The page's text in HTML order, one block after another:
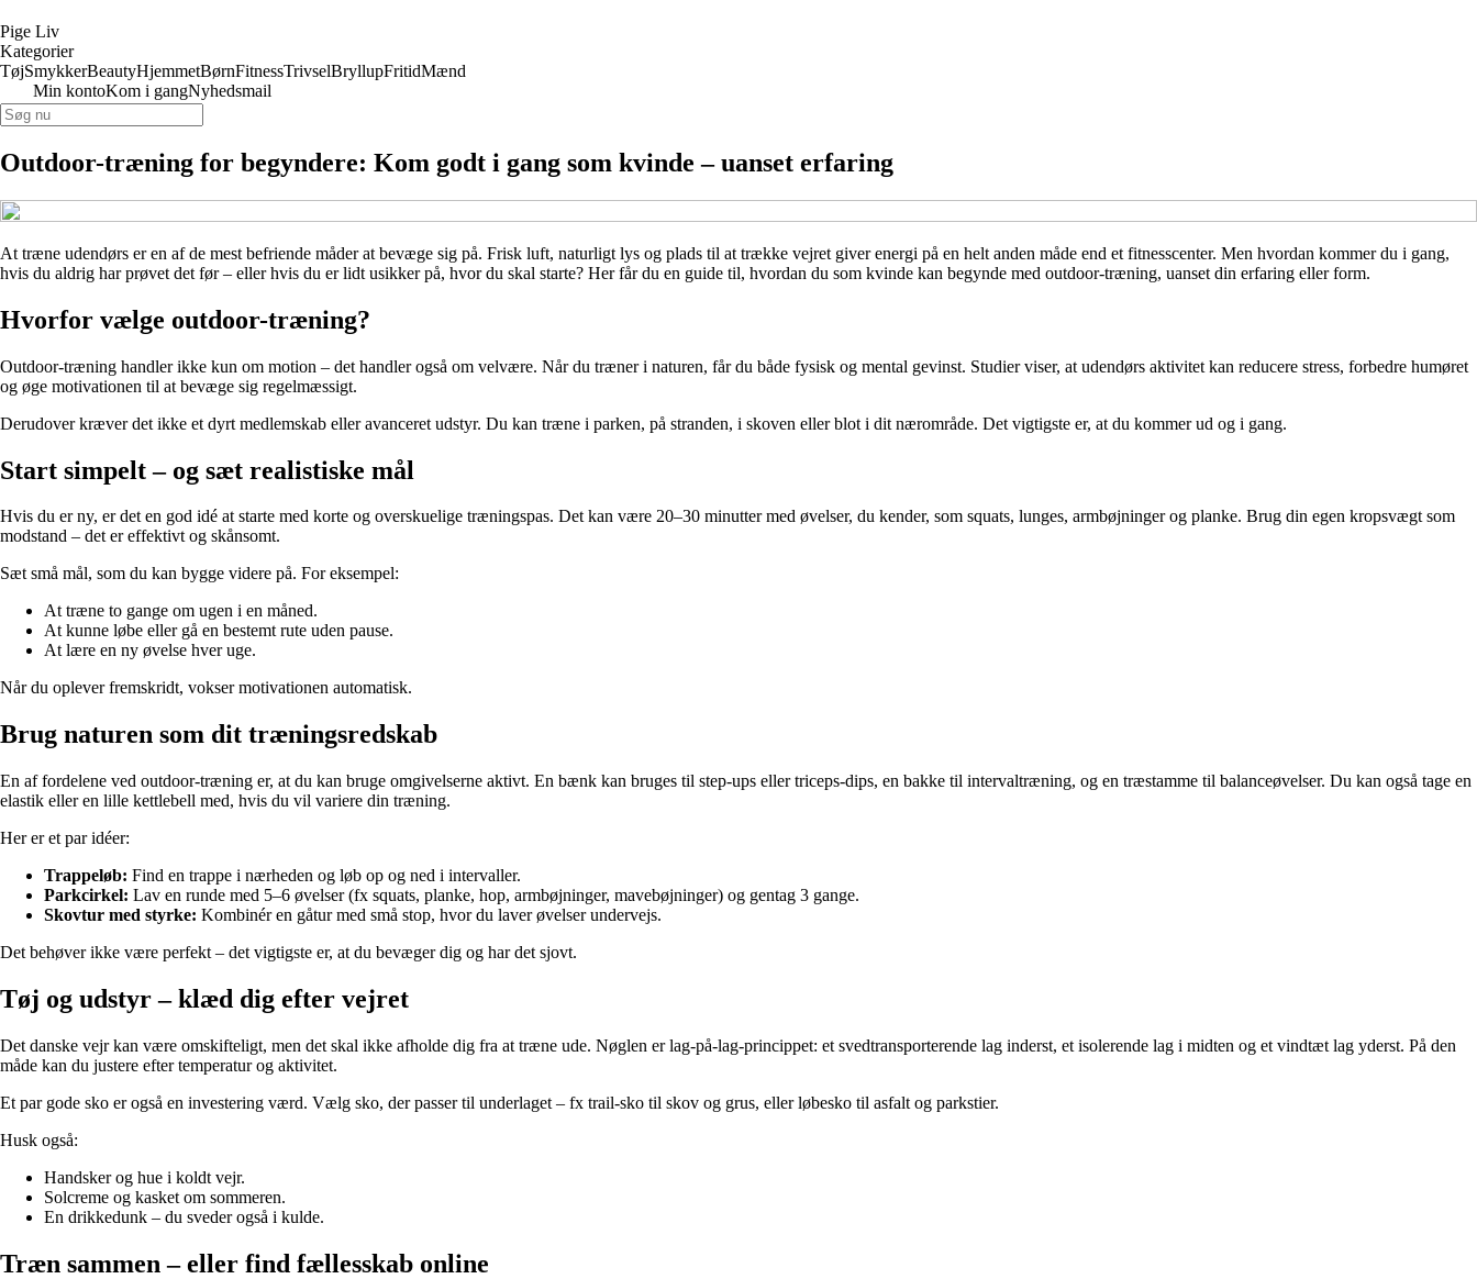
Pige Liv
Kategorier
TøjSmykkerBeautyHjemmetBørnFitnessTrivselBryllupFritidMænd
Min kontoKom i gangNyhedsmail
Outdoor-træning for begyndere: Kom godt i gang som kvinde – uanset erfaring
At træne udendørs er en af de mest befriende måder at bevæge sig på. Frisk luft, naturligt lys og plads til at trække vejret giver energi på en helt anden måde end et fitnesscenter. Men hvordan kommer du i gang,
hvis du aldrig har prøvet det før – eller hvis du er lidt usikker på, hvor du skal starte? Her får du en guide til, hvordan du som kvinde kan begynde med outdoor-træning, uanset din erfaring eller form.
Hvorfor vælge outdoor-træning?
Outdoor-træning handler ikke kun om motion – det handler også om velvære. Når du træner i naturen, får du både fysisk og mental gevinst. Studier viser, at udendørs aktivitet kan reducere stress, forbedre humøret
og øge motivationen til at bevæge sig regelmæssigt.
Derudover kræver det ikke et dyrt medlemskab eller avanceret udstyr. Du kan træne i parken, på stranden, i skoven eller blot i dit nærområde. Det vigtigste er, at du kommer ud og i gang.
Start simpelt – og sæt realistiske mål
Hvis du er ny, er det en god idé at starte med korte og overskuelige træningspas. Det kan være 20–30 minutter med øvelser, du kender, som squats, lunges, armbøjninger og planke. Brug din egen kropsvægt som
modstand – det er effektivt og skånsomt.
Sæt små mål, som du kan bygge videre på. For eksempel:
At træne to gange om ugen i en måned.
At kunne løbe eller gå en bestemt rute uden pause.
At lære en ny øvelse hver uge.
Når du oplever fremskridt, vokser motivationen automatisk.
Brug naturen som dit træningsredskab
En af fordelene ved outdoor-træning er, at du kan bruge omgivelserne aktivt. En bænk kan bruges til step-ups eller triceps-dips, en bakke til intervaltræning, og en træstamme til balanceøvelser. Du kan også tage en
elastik eller en lille kettlebell med, hvis du vil variere din træning.
Her er et par idéer:
Trappeløb: Find en trappe i nærheden og løb op og ned i intervaller.
Parkcirkel: Lav en runde med 5–6 øvelser (fx squats, planke, hop, armbøjninger, mavebøjninger) og gentag 3 gange.
Skovtur med styrke: Kombinér en gåtur med små stop, hvor du laver øvelser undervejs.
Det behøver ikke være perfekt – det vigtigste er, at du bevæger dig og har det sjovt.
Tøj og udstyr – klæd dig efter vejret
Det danske vejr kan være omskifteligt, men det skal ikke afholde dig fra at træne ude. Nøglen er lag-på-lag-princippet: et svedtransporterende lag inderst, et isolerende lag i midten og et vindtæt lag yderst. På den
måde kan du justere efter temperatur og aktivitet.
Et par gode sko er også en investering værd. Vælg sko, der passer til underlaget – fx trail-sko til skov og grus, eller løbesko til asfalt og parkstier.
Husk også:
Handsker og hue i koldt vejr.
Solcreme og kasket om sommeren.
En drikkedunk – du sveder også i kulde.
Træn sammen – eller find fællesskab online